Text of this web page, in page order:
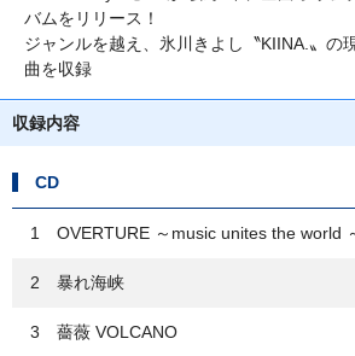
バムをリリース！
ジャンルを越え、氷川きよし〝KIINA.〟の
曲を収録
収録内容
CD
1 OVERTURE ～music unites the world
2 暴れ海峡
3 薔薇 VOLCANO